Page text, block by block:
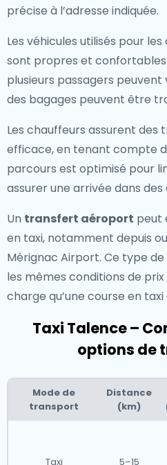
précise à l’adresse indiquée.
Les véhicules utilisés pour les
sont propres et
plusieurs passagers
des bagages peuvent être
Les chauffeurs assurent des
efficace, en tenant compte
parcours est optimisé pour
assurer une arrivée dans des
Un transfert aéroport peut
en taxi, notamment depuis
Mérignac Airport. Ce type
les mêmes conditions de
charge qu’une course en taxi
Taxi Talence –
options de
Mode de
transport
Distance
(km)
Taxi 5–15